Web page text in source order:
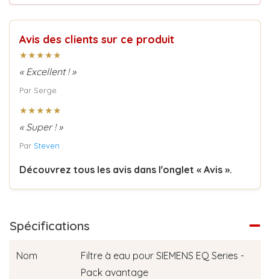
Avis des clients sur ce produit
★★★★★
« Excellent ! »
Par Serge
★★★★★
« Super ! »
Par Steven
Découvrez tous les avis dans l'onglet « Avis ».
Spécifications
Nom
Filtre à eau pour SIEMENS EQ Series -
Pack avantage